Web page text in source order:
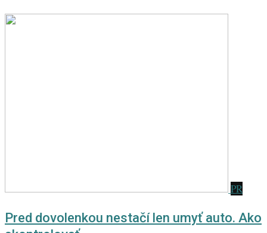
PR
Pred dovolenkou nestačí len umyť auto. Ako